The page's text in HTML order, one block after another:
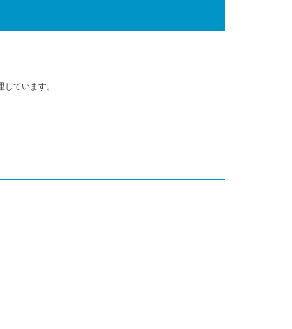
ています。